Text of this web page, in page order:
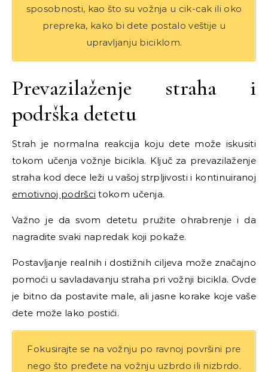
sposobnosti, kao što su vožnja u cik-cak ili oko
prepreka, kako bi dete postalo veštije u
upravljanju biciklom.
Prevazilaženje straha i
podrška detetu
Strah je normalna reakcija koju dete može iskusiti
tokom učenja vožnje bicikla. Ključ za prevazilaženje
straha kod dece leži u vašoj strpljivosti i kontinuiranoj
emotivnoj podršci tokom učenja.
Važno je da svom detetu pružite ohrabrenje i da
nagradite svaki napredak koji pokaže.
Postavljanje realnih i dostižnih ciljeva može značajno
pomoći u savladavanju straha pri vožnji bicikla. Ovde
je bitno da postavite male, ali jasne korake koje vaše
dete može lako postići.
Fokusirajte se na vožnju po ravnoj površini pre
nego što pređete na vožnju uzbrdo ili nizbrdo.